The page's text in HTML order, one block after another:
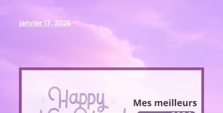
janvier 17, 2026